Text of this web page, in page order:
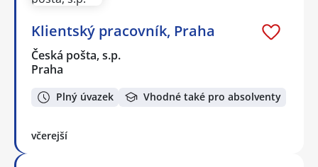
Klientský pracovník, Praha
Česká pošta, s.p.
Praha
Plný úvazek Vhodné také pro absolventy
včerejší